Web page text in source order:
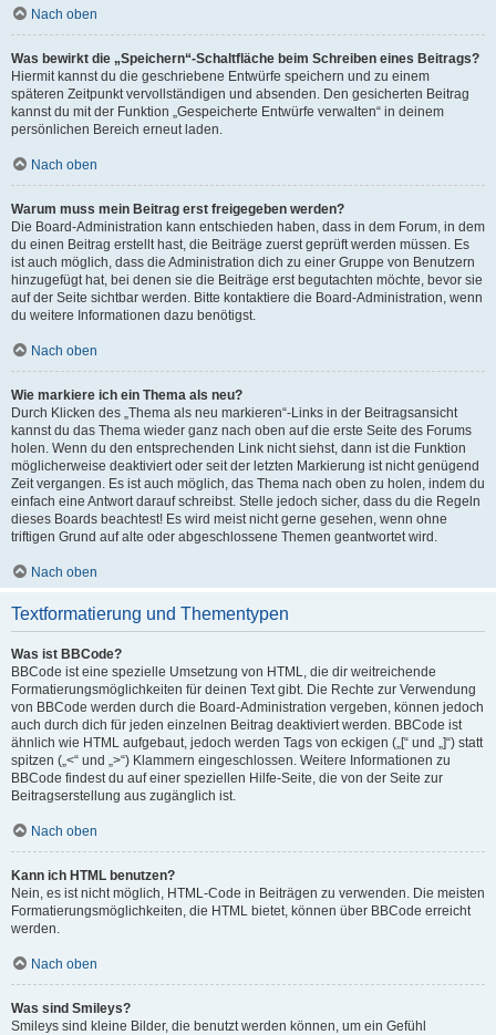
Nach oben
Was bewirkt die „Speichern“-Schaltfläche beim Schreiben eines Beitrags?
Hiermit kannst du die geschriebene Entwürfe speichern und zu einem
späteren Zeitpunkt vervollständigen und absenden. Den gesicherten Beitrag
kannst du mit der Funktion „Gespeicherte Entwürfe verwalten“ in deinem
persönlichen Bereich erneut laden.
Nach oben
Warum muss mein Beitrag erst freigegeben werden?
Die Board-Administration kann entschieden haben, dass in dem Forum, in dem
du einen Beitrag erstellt hast, die Beiträge zuerst geprüft werden müssen. Es
ist auch möglich, dass die Administration dich zu einer Gruppe von Benutzern
hinzugefügt hat, bei denen sie die Beiträge erst begutachten möchte, bevor sie
auf der Seite sichtbar werden. Bitte kontaktiere die Board-Administration, wenn
du weitere Informationen dazu benötigst.
Nach oben
Wie markiere ich ein Thema als neu?
Durch Klicken des „Thema als neu markieren“-Links in der Beitragsansicht
kannst du das Thema wieder ganz nach oben auf die erste Seite des Forums
holen. Wenn du den entsprechenden Link nicht siehst, dann ist die Funktion
möglicherweise deaktiviert oder seit der letzten Markierung ist nicht genügend
Zeit vergangen. Es ist auch möglich, das Thema nach oben zu holen, indem du
einfach eine Antwort darauf schreibst. Stelle jedoch sicher, dass du die Regeln
dieses Boards beachtest! Es wird meist nicht gerne gesehen, wenn ohne
triftigen Grund auf alte oder abgeschlossene Themen geantwortet wird.
Nach oben
Textformatierung und Thementypen
Was ist BBCode?
BBCode ist eine spezielle Umsetzung von HTML, die dir weitreichende
Formatierungsmöglichkeiten für deinen Text gibt. Die Rechte zur Verwendung
von BBCode werden durch die Board-Administration vergeben, können jedoch
auch durch dich für jeden einzelnen Beitrag deaktiviert werden. BBCode ist
ähnlich wie HTML aufgebaut, jedoch werden Tags von eckigen („[“ und „]“) statt
spitzen („<“ und „>“) Klammern eingeschlossen. Weitere Informationen zu
BBCode findest du auf einer speziellen Hilfe-Seite, die von der Seite zur
Beitragserstellung aus zugänglich ist.
Nach oben
Kann ich HTML benutzen?
Nein, es ist nicht möglich, HTML-Code in Beiträgen zu verwenden. Die meisten
Formatierungsmöglichkeiten, die HTML bietet, können über BBCode erreicht
werden.
Nach oben
Was sind Smileys?
Smileys sind kleine Bilder, die benutzt werden können, um ein Gefühl